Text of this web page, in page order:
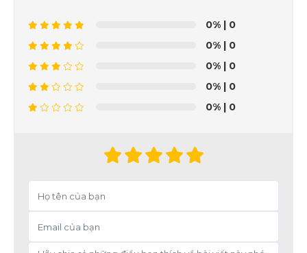
0% | 0
0% | 0
0% | 0
0% | 0
0% | 0